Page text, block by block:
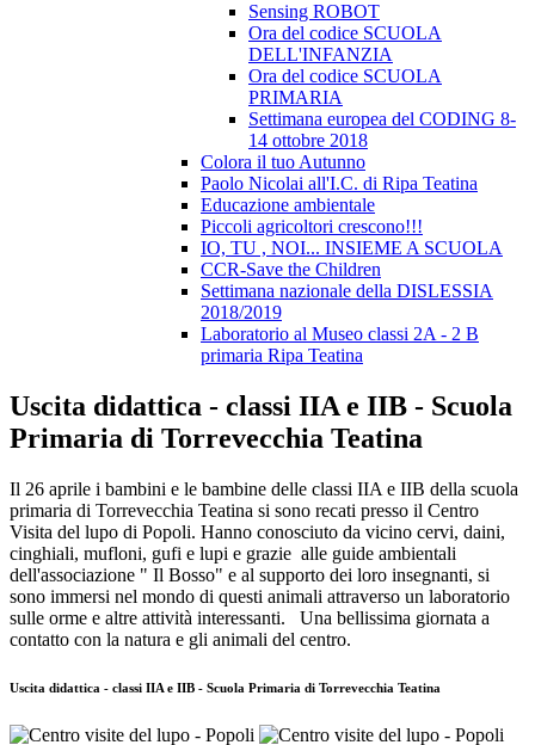
Sensing ROBOT
Ora del codice SCUOLA
DELL'INFANZIA
Ora del codice SCUOLA
PRIMARIA
Settimana europea del CODING 8-
14 ottobre 2018
Colora il tuo Autunno
Paolo Nicolai all'I.C. di Ripa Teatina
Educazione ambientale
Piccoli agricoltori crescono!!!
IO, TU , NOI... INSIEME A SCUOLA
CCR-Save the Children
Settimana nazionale della DISLESSIA
2018/2019
Laboratorio al Museo classi 2A - 2 B
primaria Ripa Teatina
Uscita didattica - classi IIA e IIB - Scuola
Primaria di Torrevecchia Teatina
Il 26 aprile i bambini e le bambine delle classi IIA e IIB della scuola
primaria di Torrevecchia Teatina si sono recati presso il Centro
Visita del lupo di Popoli. Hanno conosciuto da vicino cervi, daini,
cinghiali, mufloni, gufi e lupi e grazie alle guide ambientali
dell'associazione " Il Bosso" e al supporto dei loro insegnanti, si
sono immersi nel mondo di questi animali attraverso un laboratorio
sulle orme e altre attività interessanti. Una bellissima giornata a
contatto con la natura e gli animali del centro.
Uscita didattica - classi IIA e IIB - Scuola Primaria di Torrevecchia Teatina